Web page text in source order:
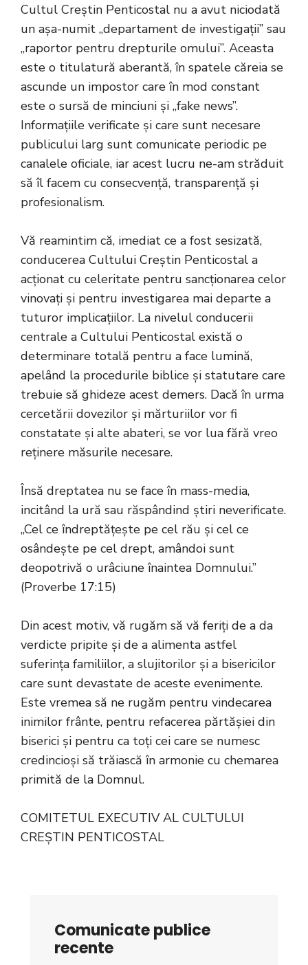
Cultul Creștin Penticostal nu a avut niciodată
un așa-numit „departament de investigații” sau
„raportor pentru drepturile omului”. Aceasta
este o titulatură aberantă, în spatele căreia se
ascunde un impostor care în mod constant
este o sursă de minciuni și „fake news”.
Informațiile verificate și care sunt necesare
publicului larg sunt comunicate periodic pe
canalele oficiale, iar acest lucru ne-am străduit
să îl facem cu consecvență, transparență și
profesionalism.
Vă reamintim că, imediat ce a fost sesizată,
conducerea Cultului Creștin Penticostal a
acționat cu celeritate pentru sancționarea celor
vinovați și pentru investigarea mai departe a
tuturor implicațiilor. La nivelul conducerii
centrale a Cultului Penticostal există o
determinare totală pentru a face lumină,
apelând la procedurile biblice și statutare care
trebuie să ghideze acest demers. Dacă în urma
cercetării dovezilor și mărturiilor vor fi
constatate și alte abateri, se vor lua fără vreo
reținere măsurile necesare.
Însă dreptatea nu se face în mass-media,
incitând la ură sau răspândind știri neverificate.
„Cel ce îndreptățește pe cel rău și cel ce
osândește pe cel drept, amândoi sunt
deopotrivă o urâciune înaintea Domnului.”
(Proverbe 17:15)
Din acest motiv, vă rugăm să vă feriți de a da
verdicte pripite și de a alimenta astfel
suferința familiilor, a slujitorilor și a bisericilor
care sunt devastate de aceste evenimente.
Este vremea să ne rugăm pentru vindecarea
inimilor frânte, pentru refacerea părtășiei din
biserici și pentru ca toți cei care se numesc
credincioși să trăiască în armonie cu chemarea
primită de la Domnul.
COMITETUL EXECUTIV AL CULTULUI
CREȘTIN PENTICOSTAL
Comunicate publice
recente